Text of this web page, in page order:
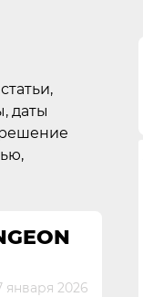
даты
января 2026